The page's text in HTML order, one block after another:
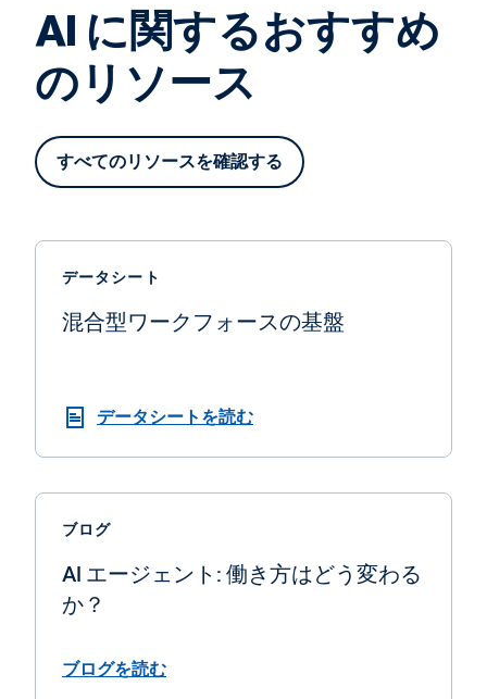
AI に関するおすすめ
のリソース
すべてのリソースを確認する
データシート
混合型ワークフォースの基盤
データシートを読む
ブログ
AI エージェント: 働き方はどう変わる
か？
ブログを読む